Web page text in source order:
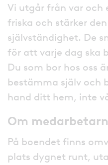
Vi utgår från var och
friska och stärker
självständighet. De
för att varje dag ska
Du som bor hos oss
bestämma själv och
hand ditt hem, inte
Om
På boendet finns
plats dygnet runt,